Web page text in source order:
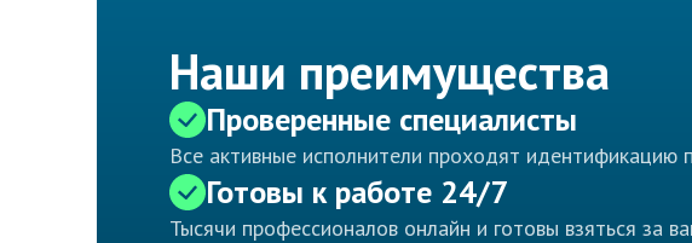
Наши преимущества
Проверенные специалисты
Все активные исполнители проходят идентификацию
Готовы к работе 24/7
Тысячи профессионалов онлайн и готовы взяться за